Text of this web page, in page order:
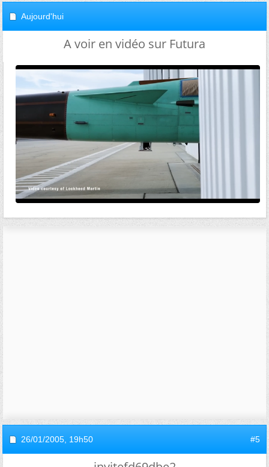
Aujourd'hui
A voir en vidéo sur Futura
26/01/2005, 19h50 #5